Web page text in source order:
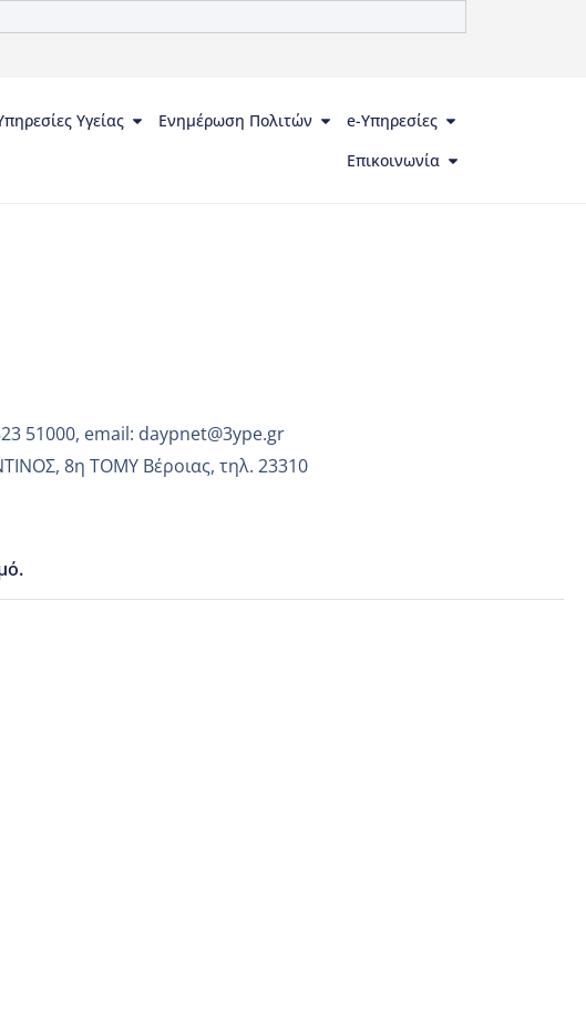
Υγείας Ενημέρωση Πολιτών
e-Υπηρεσίες
Επικοινωνία
51000, email: daypnet@3ype.gr
8η ΤΟΜΥ Βέροιας, τηλ. 23310